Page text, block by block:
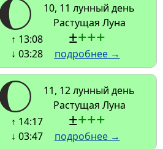
10, 11 лунный день
Растущая Луна
↑ 13:08
↓ 03:28
±+++
подробнее →
11, 12 лунный день
Растущая Луна
↑ 14:17
↓ 03:47
±+++
подробнее →